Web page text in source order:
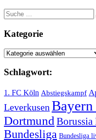
Suche
nach:
Kategorie
Kategorie
Schlagwort:
1. FC Köln Abstiegskampf
Leverkusen
Dortmund Borussia
Bundesliga Bundesliga